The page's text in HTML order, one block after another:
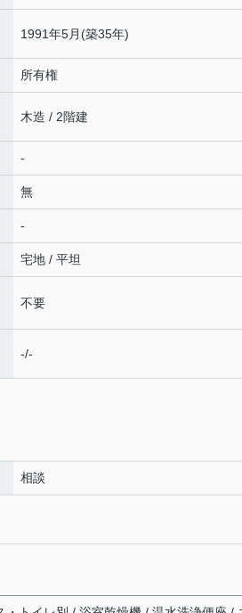
1991年5月(築35年)
所有権
木造 / 2階建
-
無
-
宅地 / 平坦
不要
-/-
相談